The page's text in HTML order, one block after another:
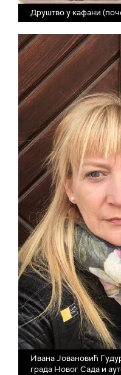
Друштво у кафани
Ивана Јовановић
града Новог Сада и